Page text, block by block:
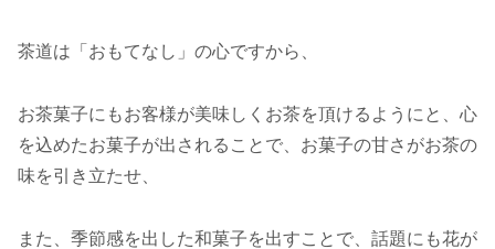
茶道は「おもてなし」の心ですから、
お茶菓子にもお客様が美味しくお茶を頂けるように と、 心
を込めたお菓子が出されることで、 お菓子の甘さがお茶の
味を引き立たせ、
また、季節感を出した和菓子を出すことで、 話題にも花が